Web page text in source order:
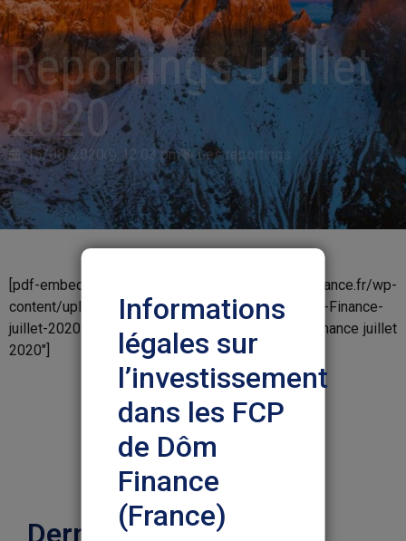
Reportings Juillet
2020
15/08/2020 12:03 pm Les reportings
[pdf-embedder url= »https://www.dom-finance.fr/wp-
content/uploads/2020/09/Reporting-Fonds-Dom-Finance-
juillet-2020.pdf » title= »Reporting Fonds Dom Finance juillet
2020″]
Dernières actualités
Informations
légales sur
l’investissement
dans les FCP
de Dôm
Finance
(France)